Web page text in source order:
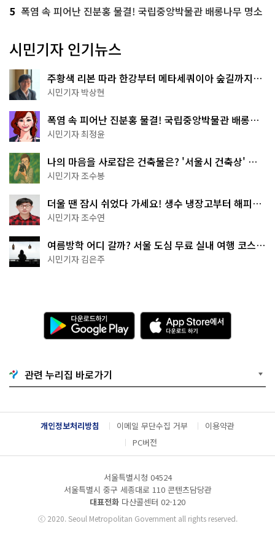
5 폭염 속 피어난 진분홍 물결! 국립중앙박물관 배롱나무 명소
시민기자 인기뉴스
주황색 리본 따라 한강부터 메타세쿼이아 숲길까지…
서울둘레길 15코스
시민기자 박상현
폭염 속 피어난 진분홍 물결! 국립중앙박물관 배롱나
무 명소
시민기자 최정윤
나의 마음을 사로잡은 건축물은? '서울시 건축상' 수
상작 공개!
시민기자 조수봉
더울 땐 잠시 쉬었다 가세요! 생수 냉장고부터 해피소
·무더위쉼터까지
시민기자 조수연
여름방학 어디 갈까? 서울 도심 무료 실내 여행 코스
추천
시민기자 김은주
다
운
로
기
G
o
g
l
e
A
p
p
e
서
다
운
관련 누리집 바로가기
개인정보처리방침 이메일 무단수집 거부
이용약관
PC버전
서울특별시청 04524
서울특별시 중구 세종대로 110 콘텐츠담당관
대표전화 다산콜센터 02-120
ⓒ2020. Seoul Metropolitan Government all rights reserved.